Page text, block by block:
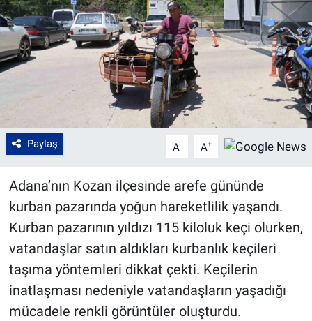
Paylaş A- A+
Adana’nın Kozan ilçesinde arefe gününde
kurban pazarında yoğun hareketlilik yaşandı.
Kurban pazarının yıldızı 115 kiloluk keçi olurken,
vatandaşlar satın aldıkları kurbanlık keçileri
taşıma yöntemleri dikkat çekti. Keçilerin
inatlaşması nedeniyle vatandaşların yaşadığı
mücadele renkli görüntüler oluşturdu.